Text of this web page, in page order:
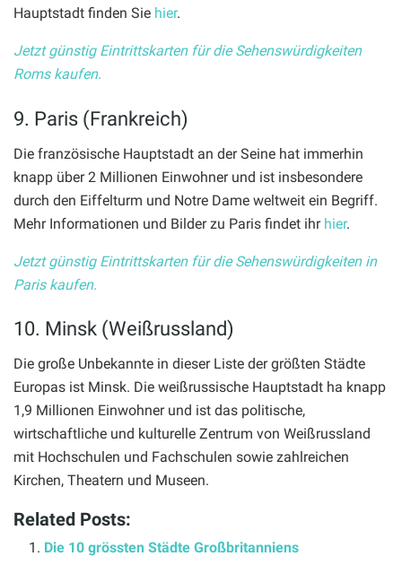
Hauptstadt finden Sie hier.
Jetzt günstig Eintrittskarten für die Sehenswürdigkeiten
Roms kaufen.
9. Paris (Frankreich)
Die französische Hauptstadt an der Seine hat immerhin
knapp über 2 Millionen Einwohner und ist insbesondere
durch den Eiffelturm und Notre Dame weltweit ein Begriff.
Mehr Informationen und Bilder zu Paris findet ihr hier.
Jetzt günstig Eintrittskarten für die Sehenswürdigkeiten in
Paris kaufen.
10. Minsk (Weißrussland)
Die große Unbekannte in dieser Liste der größten Städte
Europas ist Minsk. Die weißrussische Hauptstadt ha knapp
1,9 Millionen Einwohner und ist das politische,
wirtschaftliche und kulturelle Zentrum von Weißrussland
mit Hochschulen und Fachschulen sowie zahlreichen
Kirchen, Theatern und Museen.
Related Posts:
Die 10 grössten Städte Großbritanniens